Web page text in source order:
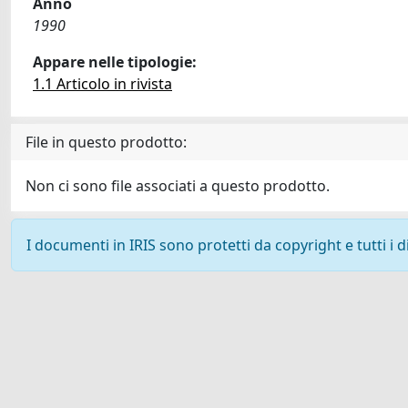
1990
Appare nelle tipologie:
1.1 Articolo in rivista
File in questo prodotto:
Non ci sono file associati a questo prodotto.
I documenti in IRIS sono protetti da copyright e tutti i